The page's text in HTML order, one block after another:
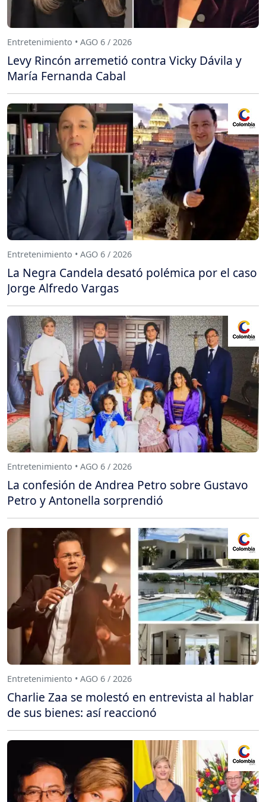
Entretenimiento • AGO 6 / 2026
Levy Rincón arremetió contra Vicky Dávila y
María Fernanda Cabal
Entretenimiento • AGO 6 / 2026
La Negra Candela desató polémica por el caso
Jorge Alfredo Vargas
Entretenimiento • AGO 6 / 2026
La confesión de Andrea Petro sobre Gustavo
Petro y Antonella sorprendió
Entretenimiento • AGO 6 / 2026
Charlie Zaa se molestó en entrevista al hablar
de sus bienes: así reaccionó